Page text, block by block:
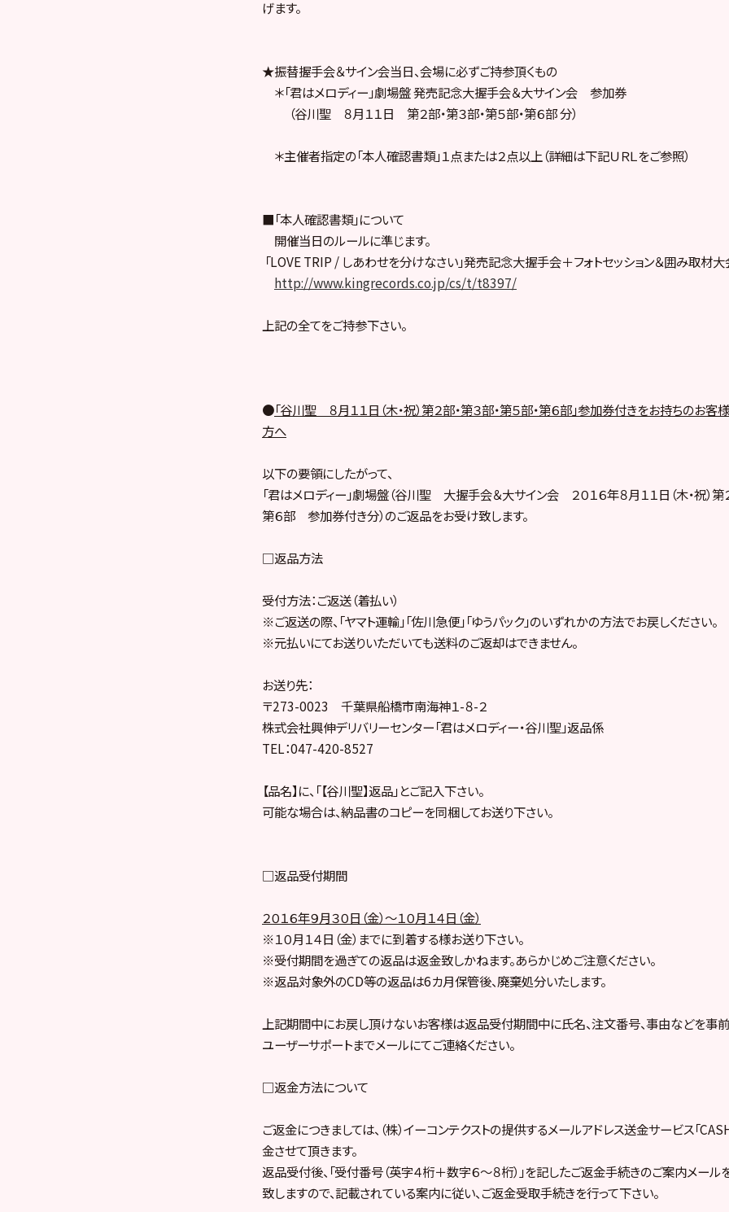
げます。
★振替握手会＆サイン会当日、会場に必ずご持参頂くもの
＊「君はメロディー」劇場盤 発売記念大握手会＆大サイン会 参加券
（谷川聖 ８月１１日 第２部・第３部・第５部・第６部 分）
＊主催者指定の「本人確認書類」１点または２点以上（詳細は下記ＵＲＬをご参照）
■「本人確認書類」について
開催当日のルールに準じます。
「LOVE TRIP / しあわせを分けなさい」発売記念大握手会＋フォトセッション＆囲み取材
http://www.kingrecords.co.jp/cs/t/t8397/
上記の全てをご持参下さい。
●「谷川聖 ８月１１日（木・祝）第２部・第３部・第５部・第６部」参加券付きをお持ちのお客
方へ
以下の要領にしたがって、
「君はメロディー」劇場盤（谷川聖 大握手会＆大サイン会 ２０１６年８月１１日（木・祝）第２
第６部 参加券付き分）のご返品をお受け致します。
□返品方法
受付方法：ご返送（着払い）
※ご返送の際、「ヤマト運輸」「佐川急便」「ゆうパック」のいずれかの方法でお戻しください。
※元払いにてお送りいただいても送料のご返却はできません。
お送り先：
〒273-0023 千葉県船橋市南海神１-８-２
株式会社興伸デリバリーセンター「君はメロディー・谷川聖」返品係
TEL：047-420-8527
【品名】に、「【谷川聖】返品」とご記入下さい。
可能な場合は、納品書のコピーを同梱してお送り下さい。
□返品受付期間
２０１６年９月３０日（金）～１０月１４日（金）
※１０月１４日（金）までに到着する様お送り下さい。
※受付期間を過ぎての返品は返金致しかねます。あらかじめご注意ください。
※返品対象外のCD等の返品は6カ月保管後、廃棄処分いたします。
上記期間中にお戻し頂けないお客様は返品受付期間中に氏名、注文番号、事由などを事
ユーザーサポートまでメールにてご連絡ください。
□返金方法について
ご返金につきましては、（株）イーコンテクストの提供するメールアドレス送金サービス「
金させて頂きます。
返品受付後、「受付番号（英字４桁＋数字６～８桁）」を記したご返金手続きのご案内メール
致しますので、記載されている案内に従い、ご返金受取手続きを行って下さい。